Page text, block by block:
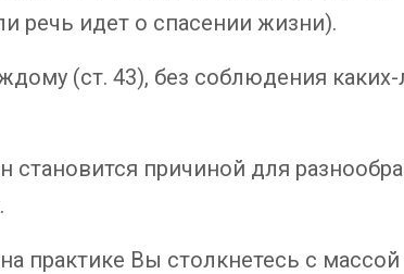
речь идет о спасении жизни).
(ст. 43), без соблюдения
становится причиной для
практике Вы столкнетесь с массой